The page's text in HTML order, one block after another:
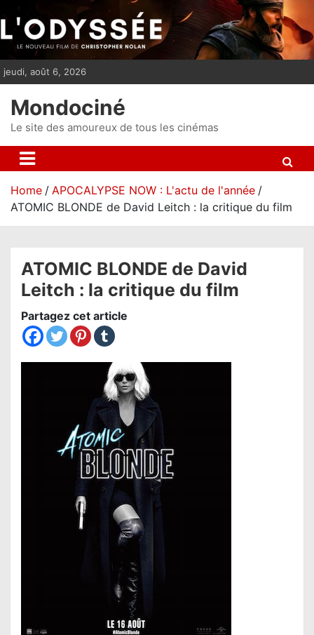
i
p
t
n
jeudi, août 6, 2026
Mondociné
Le site des amoureux de tous les cinémas
Home
APOCALYPSE NOW : L'actu de l'année
ATOMIC BLONDE de David Leitch : la critique du film
ATOMIC BLONDE de David
Leitch : la critique du film
Partagez cet article